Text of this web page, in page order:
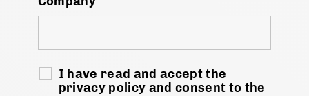
I have read and accept the
privacy policy and consent to the